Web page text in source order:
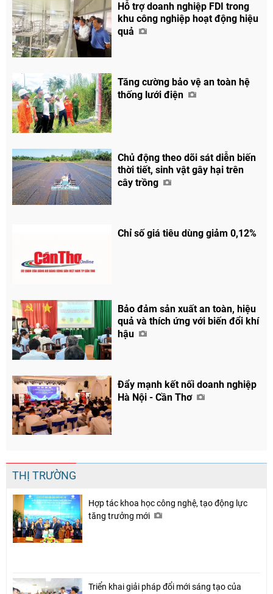
Hỗ trợ doanh nghiệp FDI trong
khu công nghiệp hoạt động hiệu
quả
Tăng cường bảo vệ an toàn hệ
thống lưới điện
Chủ động theo dõi sát diễn biến
thời tiết, sinh vật gây hại trên
cây trồng
Chỉ số giá tiêu dùng giảm 0,12%
Bảo đảm sản xuất an toàn, hiệu
quả và thích ứng với biến đổi khí
hậu
Đẩy mạnh kết nối doanh nghiệp
Hà Nội - Cần Thơ
THỊ TRƯỜNG
Hợp tác khoa học công nghệ, tạo động lực
tăng trưởng mới
Triển khai giải pháp đổi mới sáng tạo của